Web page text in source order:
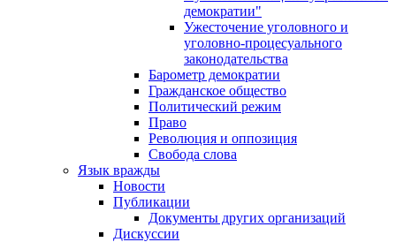
демократии"
Ужесточение уголовного и
уголовно-процесуального
законодательства
Барометр демократии
Гражданское общество
Политический режим
Право
Революция и оппозиция
Свобода слова
Язык вражды
Новости
Публикации
Документы других организаций
Дискуссии